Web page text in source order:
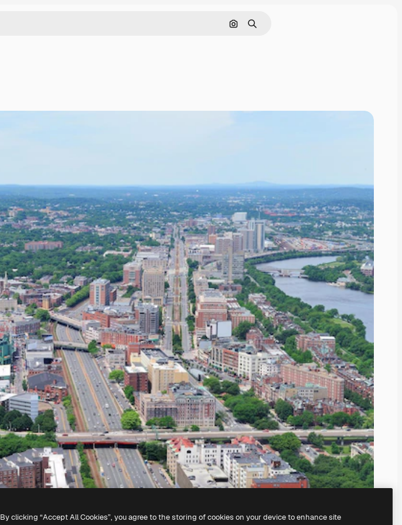
Pesquisar por imagem
Buscar
By clicking “Accept All Cookies”, you agree to the storing of cookies on your device to enhance site